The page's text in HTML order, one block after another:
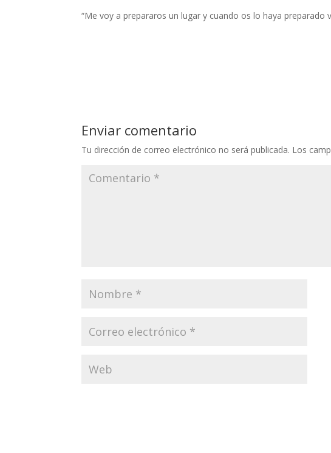
“Me voy a prepararos un lugar y cuando os lo haya preparado
Enviar comentario
Tu dirección de correo electrónico no será publicada. Los